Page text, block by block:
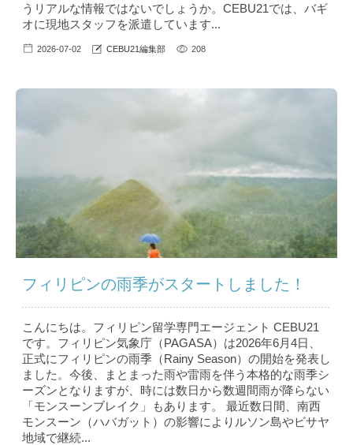
うリアルな情報ではないでしょうか。CEBU21では、バギ
オに現地スタッフを派遣しています...
2026-07-02 CEBU21編集部 208
フィリピンの雨季がスタートしました！
こんにちは。フィリピン留学専門エージェント CEBU21
です。フィリピン気象庁（PAGASA）は2026年6月4日、
正式にフィリピンの雨季（Rainy Season）の開始を発表し
ました。今後、まとまった雨や雷雨を伴う本格的な雨季シ
ーズンとなりますが、時には数日から数週間雨が降らない
「モンスーンブレイク」もあります。 最近数日間、南西
モンスーン（ハバガット）の影響によりルソン島やビサヤ
地域で継続...